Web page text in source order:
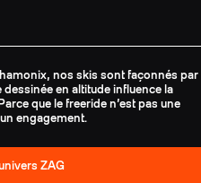
nos skis sont façonnés par
dessinée en altitude influence la
que le freeride n’est pas une
engagement.
ZAG